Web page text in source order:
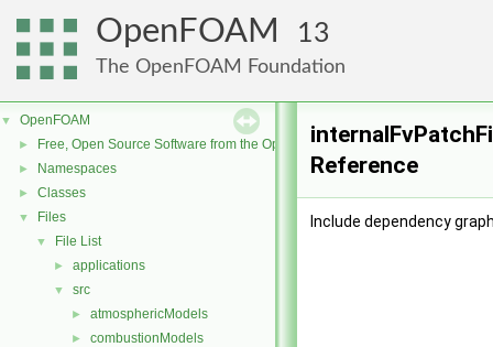
OpenFOAM 13
The OpenFOAM Foundation
▼ OpenFOAM
► Free, Open Source Software from the OpenFOAM Foundation
► Namespaces
► Classes
▼ Files
▼ File List
► applications
▼ src
► atmosphericModels
► combustionModels
Reference
Include dependency